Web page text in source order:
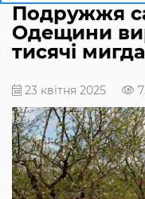
Подружжя
Одещини
тисячі
23 квітня 2025